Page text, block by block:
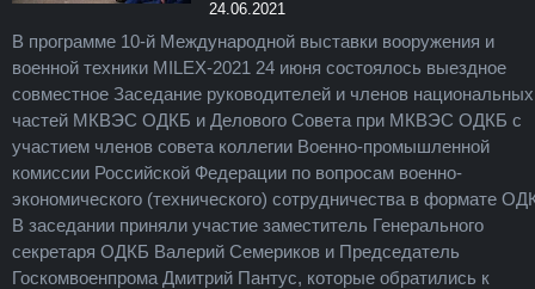
24.06.2021
В программе 10-й Международной выставки вооружения и
военной техники MILEX-2021 24 июня состоялось выездное
совместное Заседание руководителей и членов национальных
частей МКВЭС ОДКБ и Делового Совета при МКВЭС ОДКБ с
участием членов совета коллегии Военно-промышленной
комиссии Российской Федерации по вопросам военно-
экономического (технического) сотрудничества в формате
В заседании приняли участие заместитель Генерального
секретаря ОДКБ Валерий Семериков и Председатель
Госкомвоенпрома Дмитрий Пантус, которые обратились к